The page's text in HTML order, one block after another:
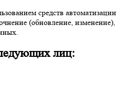
средств автоматизации
(обновление, изменение),
лиц: